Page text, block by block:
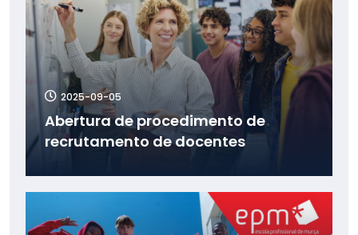
2025-09-05
Abertura de procedimento de
recrutamento de docentes